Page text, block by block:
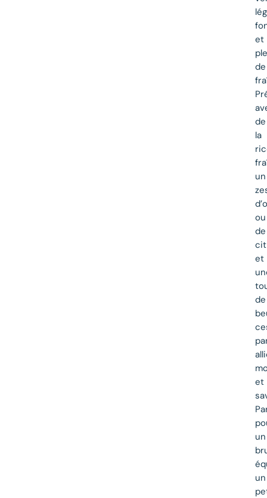
et
de
de
la
un
ou
de
et
de
et
un
un